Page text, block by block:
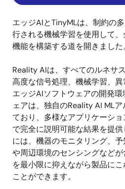
エッジAIとTinyMLは、制約の
行される機械学習を使用して
機能を構築する道を開きました
Reality AIは、すべてのルネサ
高度な信号処理、機械学習、
エッジAIソフトウェアの開発
ェアは、独自のReality AI ML
ており、多様なアプリケーシ
で完全に説明可能な結果を提
には、機器のモニタリング、
や周辺環境のセンシングなど
を最小限に抑えながら製品に
ことができます。